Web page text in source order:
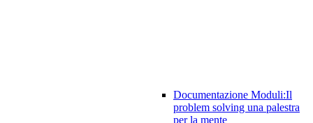
Documentazione Moduli:Il
problem solving una palestra
per la mente